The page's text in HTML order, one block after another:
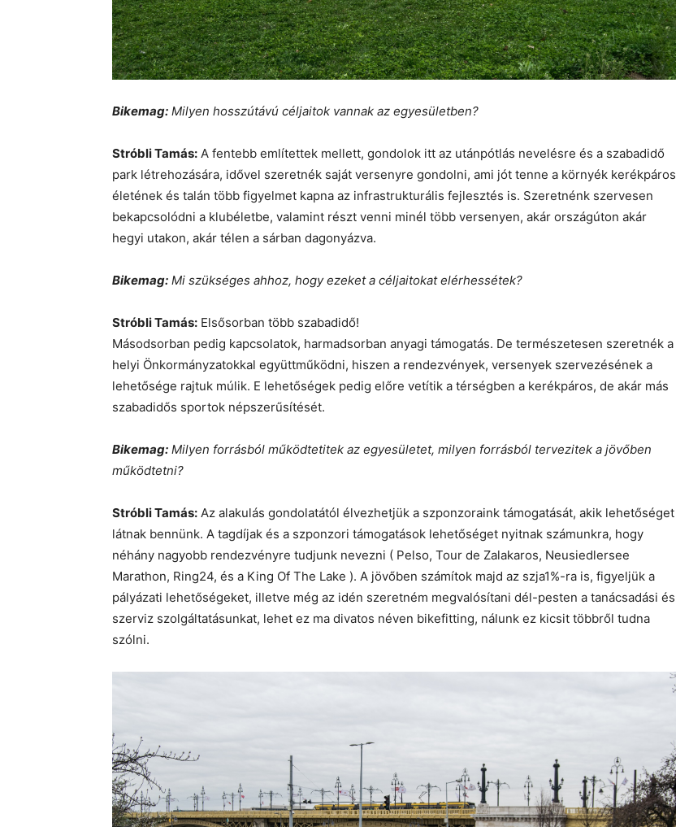
Bikemag: Milyen hosszútávú céljaitok vannak az egyesületben?
Stróbli Tamás: A fentebb említettek mellett, gondolok itt az utánpótlás nevelésre és a szabadidő
park létrehozására, idővel szeretnék saját versenyre gondolni, ami jót tenne a környék kerékpáros
életének és talán több figyelmet kapna az infrastrukturális fejlesztés is. Szeretnénk szervesen
bekapcsolódni a klubéletbe, valamint részt venni minél több versenyen, akár országúton akár
hegyi utakon, akár télen a sárban dagonyázva.
Bikemag: Mi szükséges ahhoz, hogy ezeket a céljaitokat elérhessétek?
Stróbli Tamás: Elsősorban több szabadidő!
Másodsorban pedig kapcsolatok, harmadsorban anyagi támogatás. De természetesen szeretnék a
helyi Önkormányzatokkal együttműködni, hiszen a rendezvények, versenyek szervezésének a
lehetősége rajtuk múlik. E lehetőségek pedig előre vetítik a térségben a kerékpáros, de akár más
szabadidős sportok népszerűsítését.
Bikemag: Milyen forrásból működtetitek az egyesületet, milyen forrásból tervezitek a jövőben
működtetni?
Stróbli Tamás: Az alakulás gondolatától élvezhetjük a szponzoraink támogatását, akik lehetőséget
látnak bennünk. A tagdíjak és a szponzori támogatások lehetőséget nyitnak számunkra, hogy
néhány nagyobb rendezvényre tudjunk nevezni ( Pelso, Tour de Zalakaros, Neusiedlersee
Marathon, Ring24, és a King Of The Lake ). A jövőben számítok majd az szja1%-ra is, figyeljük a
pályázati lehetőségeket, illetve még az idén szeretném megvalósítani dél-pesten a tanácsadási és
szerviz szolgáltatásunkat, lehet ez ma divatos néven bikefitting, nálunk ez kicsit többről tudna
szólni.